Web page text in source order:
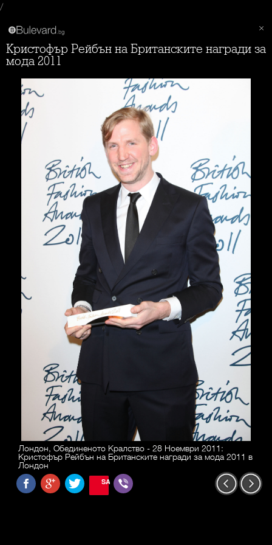
/
Кристофър Рейбън на Британските награди за
мода 2011
Лондон, Обединеното Кралство - 28 Ноември 2011:
Кристофър Рейбън на Британските награди за мода 2011 в
Лондон
SAVE